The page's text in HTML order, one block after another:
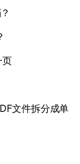
页
文件拆分成单